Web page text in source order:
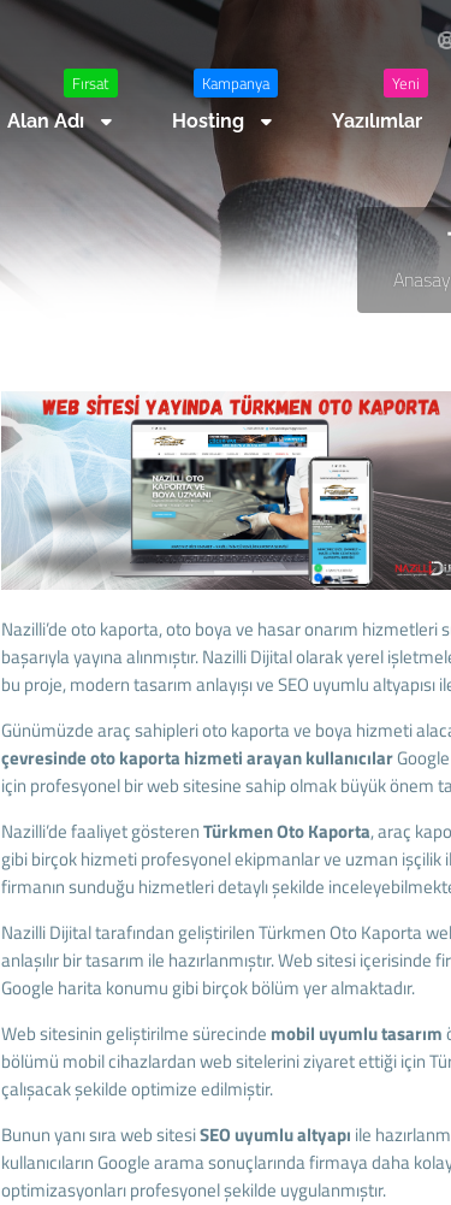
Fırsat
Alan Adı
Kampanya
Hosting
Yeni
Yazılımlar
Nazilli’de oto kaporta, oto boya ve hasar onarım hizmetleri
başarıyla yayına alınmıştır. Nazilli Dijital olarak yerel
bu proje, modern tasarım anlayışı ve SEO uyumlu altyapısı
Günümüzde araç sahipleri oto kaporta ve boya hizmeti
çevresinde oto kaporta hizmeti arayan kullanıcılar
için profesyonel bir web sitesine sahip olmak büyük önem
Nazilli’de faaliyet gösterenTürkmen Oto Kaporta, araç
gibi birçok hizmeti profesyonel ekipmanlar ve uzman işçilik
firmanın sunduğu hizmetleri detaylı şekilde
Nazilli Dijital tarafından geliştirilen Türkmen Oto Kaporta
anlaşılır bir tasarım ile hazırlanmıştır. Web sitesi
Google harita konumu gibi birçok bölüm yer almaktadır.
Web sitesinin geliştirilme sürecinde mobil uyumlu tasarım
bölümü mobil cihazlardan web sitelerini ziyaret ettiği için
çalışacak şekilde optimize edilmiştir.
Bunun yanı sıra web sitesiSEO uyumlu altyapı ile
kullanıcıların Google arama sonuçlarında firmaya daha
optimizasyonları profesyonel şekilde uygulanmıştır.